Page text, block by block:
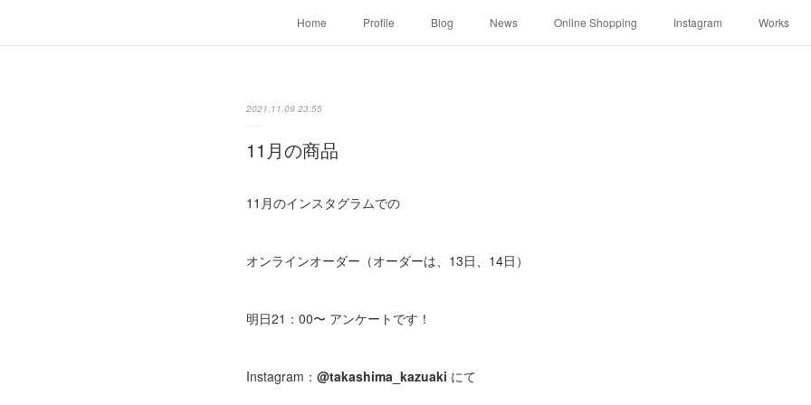
Home Profile Blog News Online Shopping Instagram Works
2021.11.09 23:55
11月の商品
11月のインスタグラムでの
オンラインオーダー（オーダーは、13日、14日）
明日21：00〜 アンケートです！
Instagram： @takashima_kazuaki にて